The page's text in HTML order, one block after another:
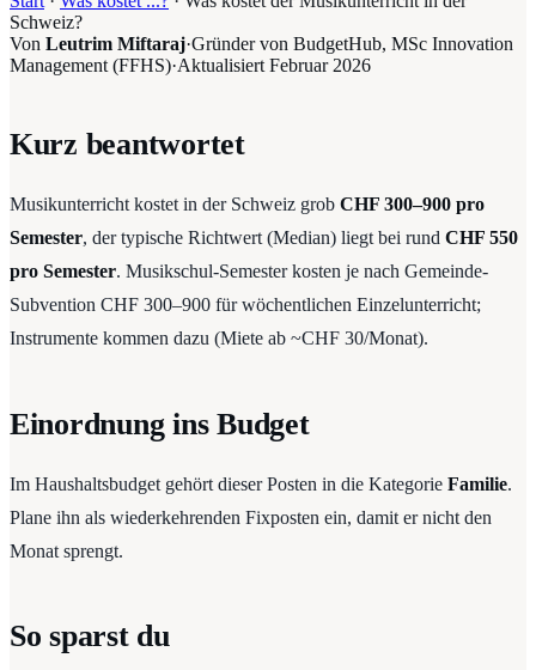
Schweiz?
Von Leutrim Miftaraj·Gründer von BudgetHub, MSc Innovation
Management (FFHS)·Aktualisiert Februar 2026
Kurz beantwortet
Musikunterricht kostet in der Schweiz grob CHF 300–900 pro
Semester, der typische Richtwert (Median) liegt bei rund CHF 550
pro Semester. Musikschul-Semester kosten je nach Gemeinde-
Subvention CHF 300–900 für wöchentlichen Einzelunterricht;
Instrumente kommen dazu (Miete ab ~CHF 30/Monat).
Einordnung ins Budget
Im Haushaltsbudget gehört dieser Posten in die Kategorie Familie.
Plane ihn als wiederkehrenden Fixposten ein, damit er nicht den
Monat sprengt.
So sparst du